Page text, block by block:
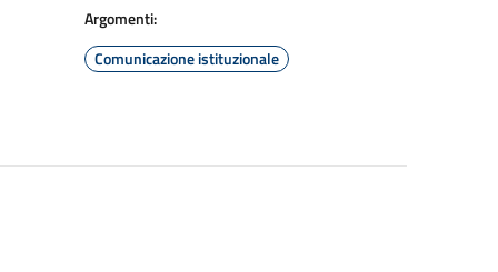
Argomenti:
Comunicazione istituzionale